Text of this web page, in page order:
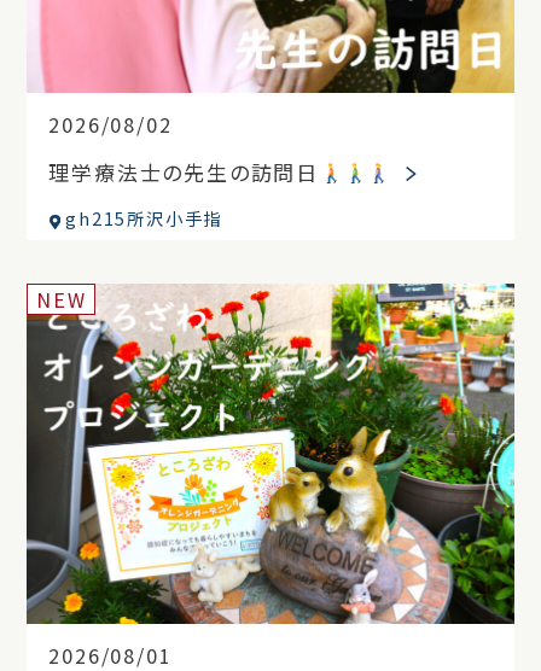
2026/08/02
理学療法士の先生の訪問日
gh215所沢小手指
2026/08/01
NEW